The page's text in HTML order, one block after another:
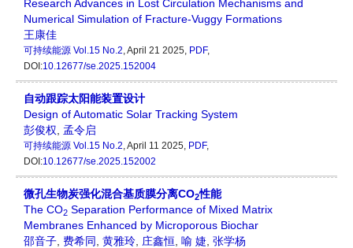
Research Advances in Lost Circulation Mechanisms and
Numerical Simulation of Fracture-Vuggy Formations
王康佳
可持续能源 Vol.15 No.2, April 21 2025, PDF,
DOI:10.12677/se.2025.152004
自动跟踪太阳能装置设计
Design of Automatic Solar Tracking System
彭俊权 孟令启
可持续能源 Vol.15 No.2, April 11 2025, PDF,
DOI:10.12677/se.2025.152002
微孔生物炭强化混合基质膜分离CO2性能
The CO2 Separation Performance of Mixed Matrix
Membranes Enhanced by Microporous Biochar
邵音子 费希同 黄雅玲 庄鑫恒 喻 婕 张学杨